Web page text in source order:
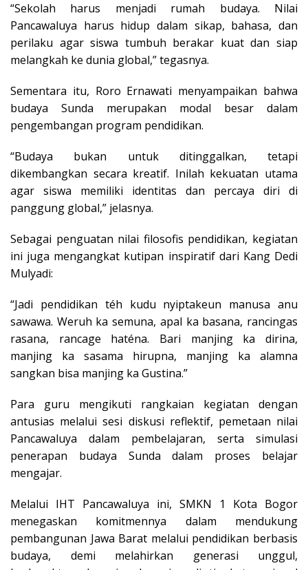
“Sekolah harus menjadi rumah budaya. Nilai
Pancawaluya harus hidup dalam sikap, bahasa, dan
perilaku agar siswa tumbuh berakar kuat dan siap
melangkah ke dunia global,” tegasnya.
Sementara itu, Roro Ernawati menyampaikan bahwa
budaya Sunda merupakan modal besar dalam
pengembangan program pendidikan.
“Budaya bukan untuk ditinggalkan, tetapi
dikembangkan secara kreatif. Inilah kekuatan utama
agar siswa memiliki identitas dan percaya diri di
panggung global,” jelasnya.
Sebagai penguatan nilai filosofis pendidikan, kegiatan
ini juga mengangkat kutipan inspiratif dari Kang Dedi
Mulyadi:
“Jadi pendidikan téh kudu nyiptakeun manusa anu
sawawa. Weruh ka semuna, apal ka basana, rancingas
rasana, rancage haténa. Bari manjing ka dirina,
manjing ka sasama hirupna, manjing ka alamna
sangkan bisa manjing ka Gustina.”
Para guru mengikuti rangkaian kegiatan dengan
antusias melalui sesi diskusi reflektif, pemetaan nilai
Pancawaluya dalam pembelajaran, serta simulasi
penerapan budaya Sunda dalam proses belajar
mengajar.
Melalui IHT Pancawaluya ini, SMKN 1 Kota Bogor
menegaskan komitmennya dalam mendukung
pembangunan Jawa Barat melalui pendidikan berbasis
budaya, demi melahirkan generasi unggul,